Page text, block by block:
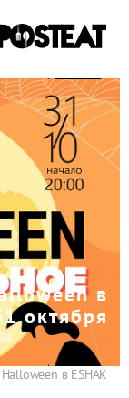
в
октября
в ESHAK